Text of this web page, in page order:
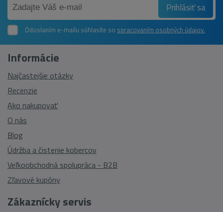
Prihlásiť sa
Odoslaním e-mailu súhlasíte so spracovaním osobných údajov.
Zákaznícky servis
Informácie
Najčastejšie otázky
Recenzie
Ako nakupovať
O nás
Blog
Údržba a čistenie kobercov
Veľkoobchodná spolupráca - B2B
Zľavové kupóny